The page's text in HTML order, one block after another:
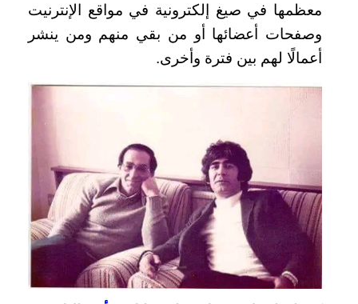
معظمها في صيغ إلكترونية في مواقع الإنترنيت
وصفحات أعضائها أو من بقي منهم ومن ينشر
أعمالًا لهم بين فترة وأخرى.